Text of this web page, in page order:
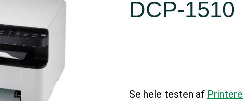
DCP-1510
Se hele testen af Printere